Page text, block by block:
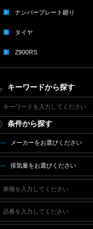
ナンバープレート廻り
タイヤ
Z900RS
キーワードから探す
条件から探す
メーカーをお選びください
排気量をお選びください